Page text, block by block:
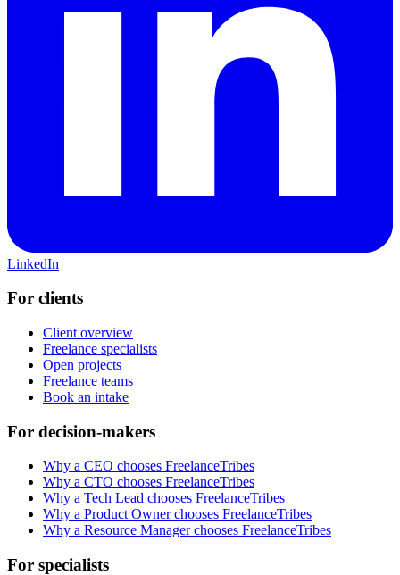
LinkedIn
For clients
Client overview
Freelance specialists
Open projects
Freelance teams
Book an intake
For decision-makers
Why a CEO chooses FreelanceTribes
Why a CTO chooses FreelanceTribes
Why a Tech Lead chooses FreelanceTribes
Why a Product Owner chooses FreelanceTribes
Why a Resource Manager chooses FreelanceTribes
For specialists